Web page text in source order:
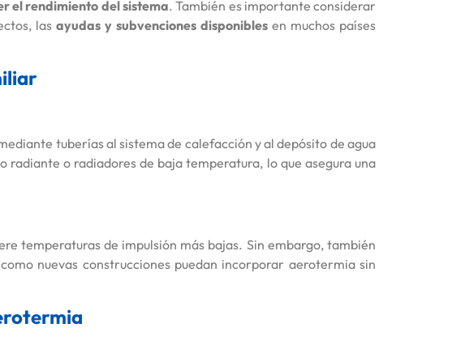
el rendimiento del sistema. También es importante considerar
las ayudas y subvenciones disponibles en muchos países
tuberías al sistema de calefacción y al depósito de agua
o radiadores de baja temperatura, lo que asegura una
temperaturas de impulsión más bajas. Sin embargo, también
nuevas construcciones puedan incorporar aerotermia sin